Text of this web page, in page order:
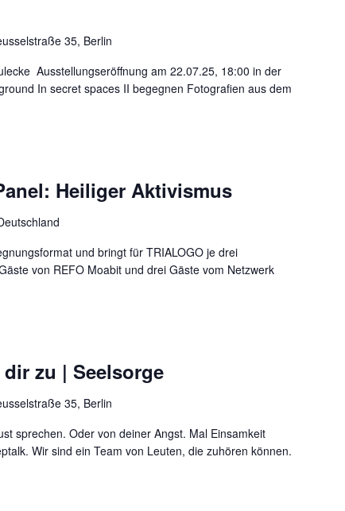
35, Berlin
Ausstellungseröffnung am 22.07.25, 18:00 in der
In secret spaces II begegnen Fotografien aus dem
Heiliger Aktivismus
und bringt für TRIALOGO je drei
von REFO Moabit und drei Gäste vom Netzwerk
zu | Seelsorge
35, Berlin
sprechen. Oder von deiner Angst. Mal Einsamkeit
Wir sind ein Team von Leuten, die zuhören können.